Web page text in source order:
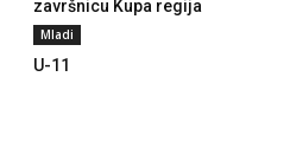
završnicu Kupa regija
Mladi
U-11